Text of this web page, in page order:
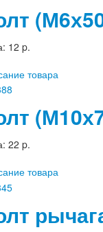
12 p.
товара
22 p.
товара